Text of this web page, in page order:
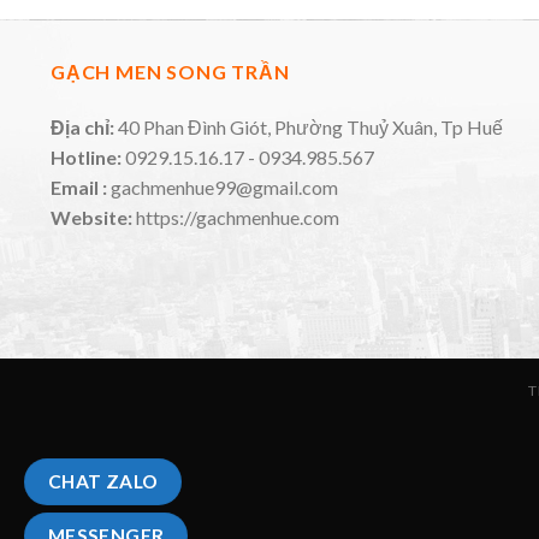
GẠCH MEN SONG TRẦN
Địa chỉ:40 Phan Đình Giót, Phường Thuỷ Xuân, Tp Huế
Hotline:0929.15.16.17 - 0934.985.567
Email :gachmenhue99@gmail.com
Website:https://gachmenhue.com
CHAT ZALO